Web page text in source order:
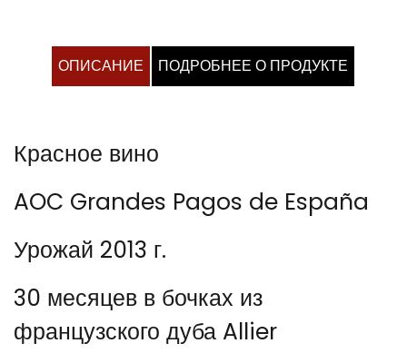
ОПИСАНИЕ ПОДРОБНЕЕ О ПРОДУКТЕ
Красное вино
AOC Grandes Pagos de España
Урожай 2013 г.
30 месяцев в бочках из
французского дуба Allier